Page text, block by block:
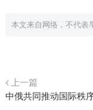
本文来自网络，不代表
上一篇
中俄共同推动国际秩